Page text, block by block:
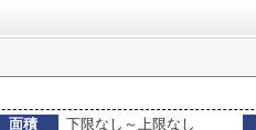
面積 下限なし～上限なし